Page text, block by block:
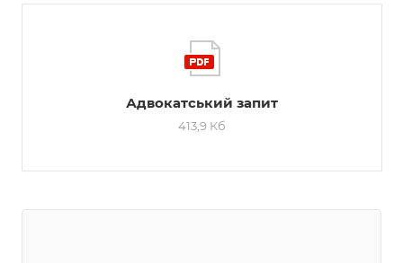
Адвокатський запит
413,9 Кб